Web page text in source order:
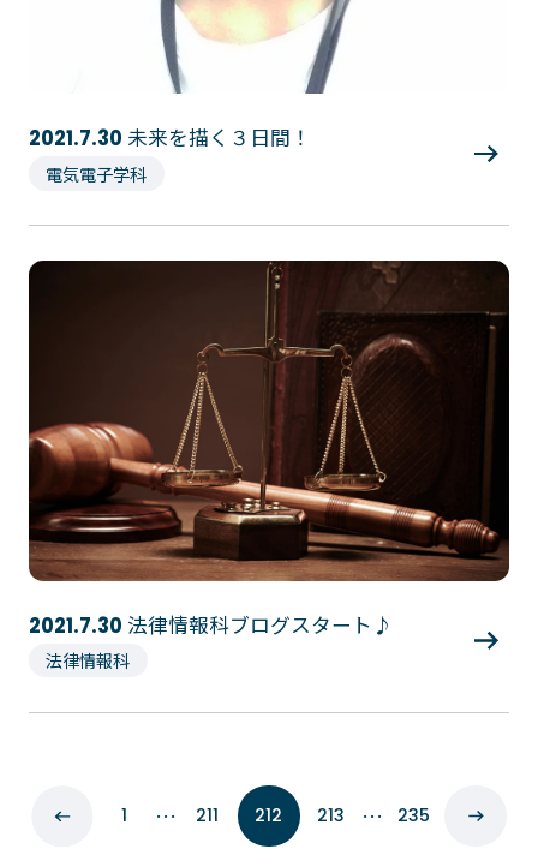
2021.7.30 未来を描く３日間！
電気電子学科
2021.7.30 法律情報科ブログスタート♪
法律情報科
1 … 211 212 213 … 235